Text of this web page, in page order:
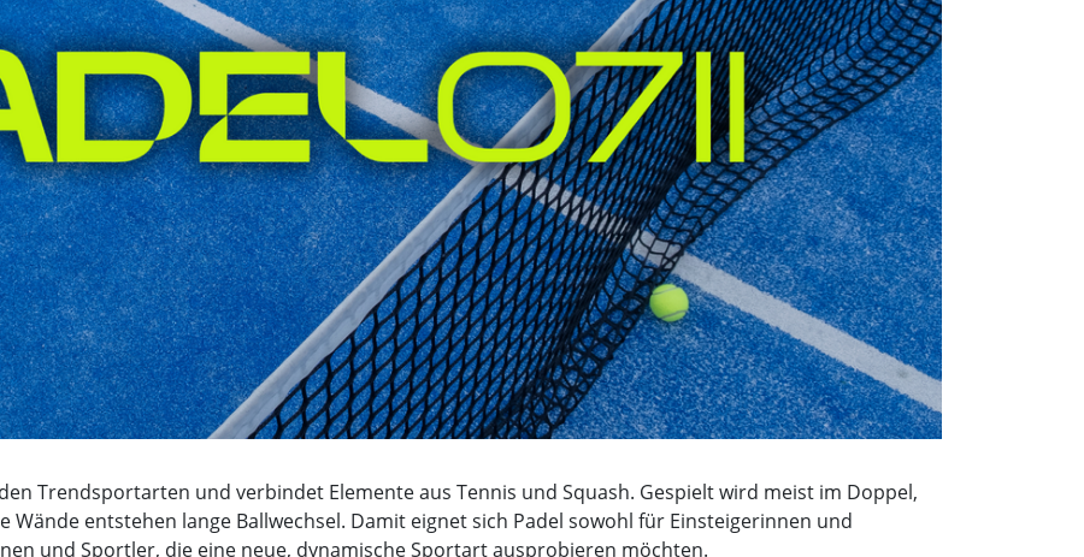
Trendsportarten und verbindet Elemente aus Tennis und Squash. Gespielt wird meist im Doppel,
Wände entstehen lange Ballwechsel. Damit eignet sich Padel sowohl für Einsteigerinnen und
und Sportler, die eine neue, dynamische Sportart ausprobieren möchten.